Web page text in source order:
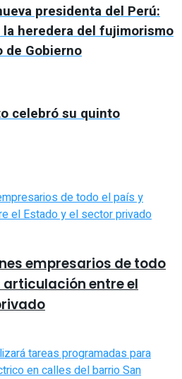
presidenta del Perú:
heredera del fujimorismo
de Gobierno
celebró su quinto
empresarios de todo
entre el